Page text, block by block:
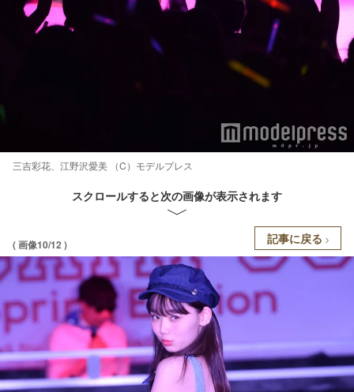
三吉彩花、江野沢愛美 （C）モデルプレス
スクロールすると次の画像が表示されます
( 画像10/12 ) 記事に戻る